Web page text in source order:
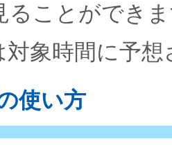
ることができ
対象時間に予
使い方